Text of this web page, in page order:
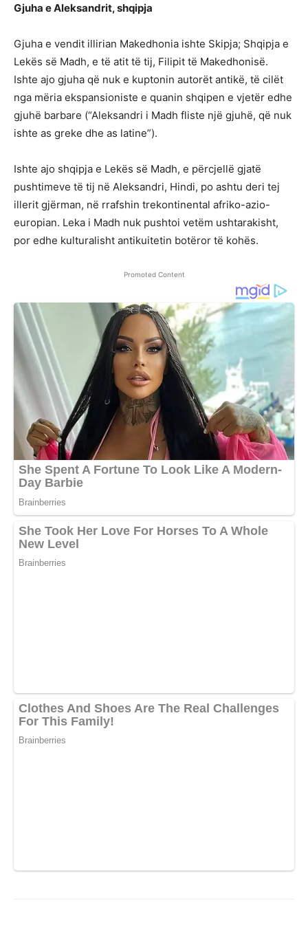
Gjuha e Aleksandrit, shqipja
Gjuha e vendit illirian Makedhonia ishte Skipja; Shqipja e
Lekës së Madh, e të atit të tij, Filipit të Makedhonisë.
Ishte ajo gjuha që nuk e kuptonin autorët antikë, të cilët
nga mëria ekspansioniste e quanin shqipen e vjetër edhe
gjuhë barbare (“Aleksandri i Madh fliste një gjuhë, që nuk
ishte as greke dhe as latine”).
Ishte ajo shqipja e Lekës së Madh, e përcjellë gjatë
pushtimeve të tij në Aleksandri, Hindi, po ashtu deri tej
illerit gjërman, në rrafshin trekontinental afriko-azio-
europian. Leka i Madh nuk pushtoi vetëm ushtarakisht,
por edhe kulturalisht antikuitetin botëror të kohës.
Promoted Content